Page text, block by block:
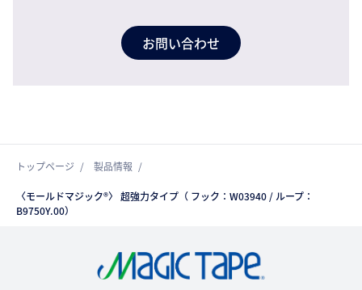
お問い合わせ
トップページ 製品情報
〈モールドマジック®〉 超強力タイプ（ フック：W03940 / ループ：
B9750Y.00）